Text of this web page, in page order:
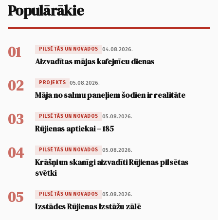
Populārākie
01 PILSĒTĀS UN NOVADOS 04.08.2026.
Aizvadītas mājas kafejnīcu dienas
02 PROJEKTS 05.08.2026.
Māja no salmu paneļiem šodien ir realitāte
03 PILSĒTĀS UN NOVADOS 05.08.2026.
Rūjienas aptiekai – 185
04 PILSĒTĀS UN NOVADOS 05.08.2026.
Krāšņi un skanīgi aizvadīti Rūjienas pilsētas
svētki
05 PILSĒTĀS UN NOVADOS 05.08.2026.
Izstādes Rūjienas Izstāžu zālē